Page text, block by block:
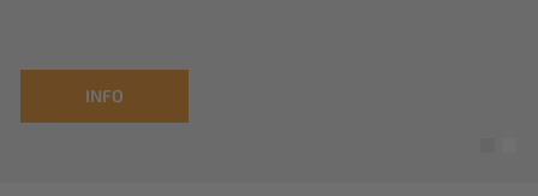
Savoir plus